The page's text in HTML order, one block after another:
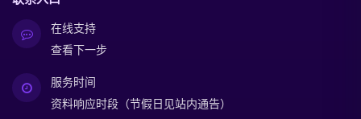
在线支持
查看下一步
服务时间
资料响应时段（节假日见站内通告）